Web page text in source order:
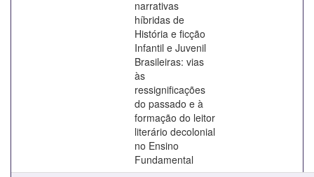
narrativas
híbridas de
História e ficção
Infantil e Juvenil
Brasileiras: vias
às
ressignificações
do passado e à
formação do leitor
literário decolonial
no Ensino
Fundamental